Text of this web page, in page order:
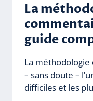
La
guide
La
– sans doute –
difficiles et les